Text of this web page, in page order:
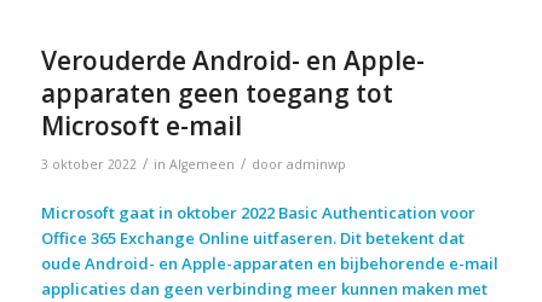
Verouderde Android- en Apple-
apparaten geen toegang tot
Microsoft e-mail
3 oktober 2022 / in Algemeen / door adminwp
Microsoft gaat in oktober 2022 Basic Authentication voor
Office 365 Exchange Online uitfaseren. Dit betekent dat
oude Android- en Apple-apparaten en bijbehorende e-mail
applicaties dan geen verbinding meer kunnen maken met